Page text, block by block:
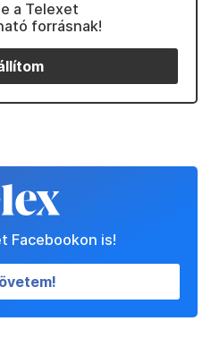
a Telexet
forrásnak!
Facebookon is!